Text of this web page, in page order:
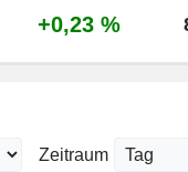
+0,23 %
Zeitraum